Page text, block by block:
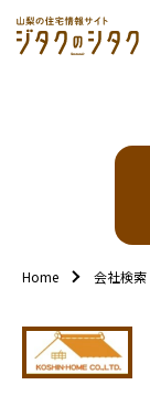
Home 会社検索